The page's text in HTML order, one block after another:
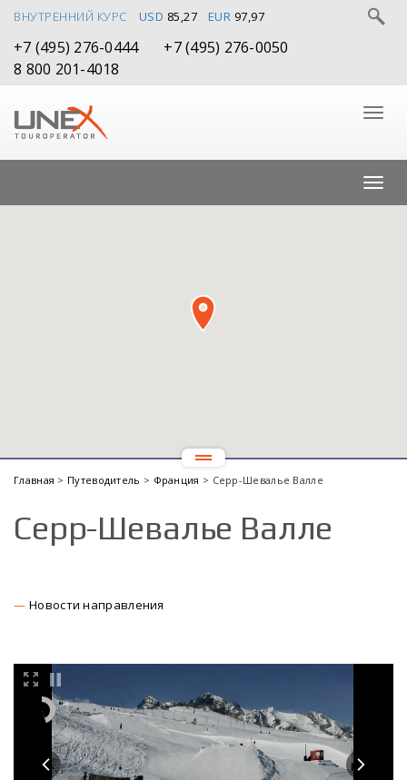
ВНУТРЕННИЙ КУРС USD 85,27 EUR 97,97
+7 (495) 276-0444
+7 (495) 276-0050
8 800 201-4018
Главная > Путеводитель > Франция > Серр-Шевалье Валле
Серр-Шевалье Валле
Новости направления